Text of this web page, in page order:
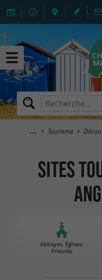
Tourisme
Sites
Abbayes, Églises,
Prieurés